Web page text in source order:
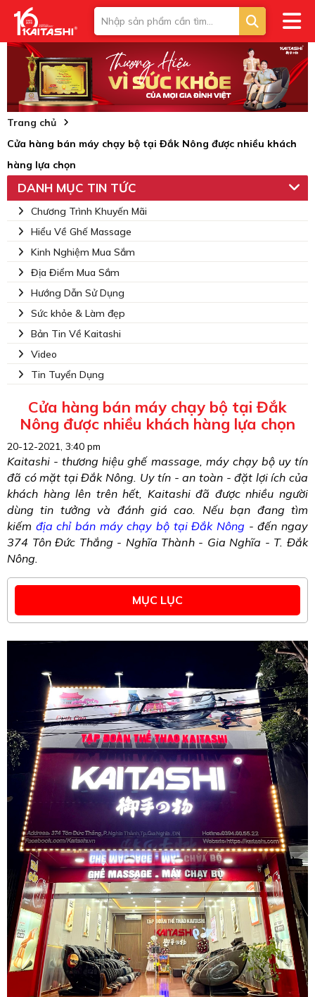
Trang chủ
Cửa hàng bán máy chạy bộ tại Đắk Nông được nhiều khách
hàng lựa chọn
DANH MỤC TIN TỨC
Chương Trình Khuyến Mãi
Hiểu Về Ghế Massage
Kinh Nghiệm Mua Sắm
Địa Điểm Mua Sắm
Hướng Dẫn Sử Dụng
Sức khỏe & Làm đẹp
Bản Tin Về Kaitashi
Video
Tin Tuyển Dụng
Cửa hàng bán máy chạy bộ tại Đắk
Nông được nhiều khách hàng lựa chọn
20-12-2021, 3:40 pm
Kaitashi - thương hiệu ghế massage, máy chạy bộ uy tín
đã có mặt tại Đắk Nông. Uy tín - an toàn - đặt lợi ích của
khách hàng lên trên hết, Kaitashi đã được nhiều người
dùng tin tưởng và đánh giá cao. Nếu bạn đang tìm
kiếm địa chỉ bán máy chạy bộ tại Đắk Nông - đến ngay
374 Tôn Đức Thắng - Nghĩa Thành - Gia Nghĩa - T. Đắk
Nông.
MỤC LỤC